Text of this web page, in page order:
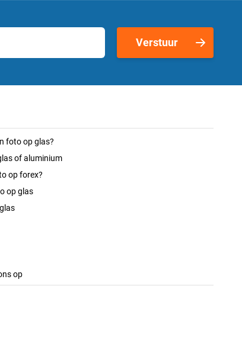
Verstuur
foto op glas?
of aluminium
op forex?
op glas
op